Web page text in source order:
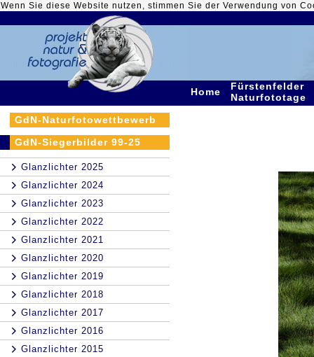
Wenn Sie diese Website nutzen, stimmen Sie der Verwendung von
Home
Fürstenfelder
Naturfototage
GdN-Naturfotowettbewerb
GdN-Siegerbilder 99-25
Glanzlichter 2025
Glanzlichter 2024
Glanzlichter 2023
Glanzlichter 2022
Glanzlichter 2021
Glanzlichter 2020
Glanzlichter 2019
Glanzlichter 2018
Glanzlichter 2017
Glanzlichter 2016
Glanzlichter 2015